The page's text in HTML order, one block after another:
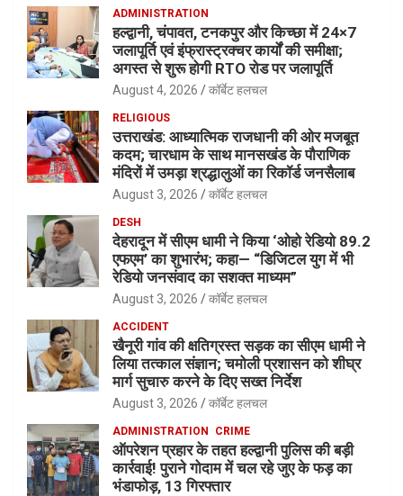
ADMINISTRATION
हल्द्वानी, चंपावत, टनकपुर और किच्छा में 24×7
जलापूर्ति एवं इंफ्रास्ट्रक्चर कार्यों की समीक्षा;
अगस्त से शुरू होगी RTO रोड पर जलापूर्ति
August 4, 2026 कॉर्बेट हलचल
RELIGIOUS
उत्तराखंड: आध्यात्मिक राजधानी की ओर मजबूत
कदम; चारधाम के साथ मानसखंड के पौराणिक
मंदिरों में उमड़ा श्रद्धालुओं का रिकॉर्ड जनसैलाब
August 3, 2026 कॉर्बेट हलचल
DESH
देहरादून में सीएम धामी ने किया ‘ओहो रेडियो 89.2
एफएम’ का शुभारंभ; कहा— “डिजिटल युग में भी
रेडियो जनसंवाद का सशक्त माध्यम”
August 3, 2026 कॉर्बेट हलचल
ACCIDENT
खैनूरी गांव की क्षतिग्रस्त सड़क का सीएम धामी ने
लिया तत्काल संज्ञान; चमोली प्रशासन को शीघ्र
मार्ग सुचारु करने के दिए सख्त निर्देश
August 3, 2026 कॉर्बेट हलचल
ADMINISTRATION CRIME
ऑपरेशन प्रहार के तहत हल्द्वानी पुलिस की बड़ी
कार्रवाई! पुराने गोदाम में चल रहे जुए के फड़ का
भंडाफोड़, 13 गिरफ्तार